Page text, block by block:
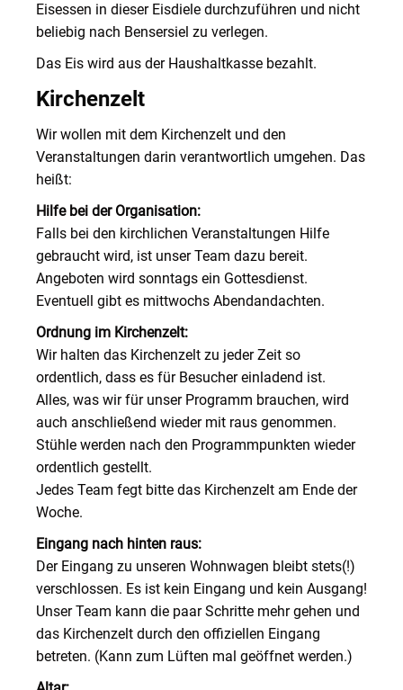
Eisessen in dieser Eisdiele durchzuführen und nicht
beliebig nach Bensersiel zu verlegen.
Das Eis wird aus der Haushaltkasse bezahlt.
Kirchenzelt
Wir wollen mit dem Kirchenzelt und den
Veranstaltungen darin verantwortlich umgehen. Das
heißt:
Hilfe bei der Organisation:
Falls bei den kirchlichen Veranstaltungen Hilfe
gebraucht wird, ist unser Team dazu bereit.
Angeboten wird sonntags ein Gottesdienst.
Eventuell gibt es mittwochs Abendandachten.
Ordnung im Kirchenzelt:
Wir halten das Kirchenzelt zu jeder Zeit so
ordentlich, dass es für Besucher einladend ist.
Alles, was wir für unser Programm brauchen, wird
auch anschließend wieder mit raus genommen.
Stühle werden nach den Programmpunkten wieder
ordentlich gestellt.
Jedes Team fegt bitte das Kirchenzelt am Ende der
Woche.
Eingang nach hinten raus:
Der Eingang zu unseren Wohnwagen bleibt stets(!)
verschlossen. Es ist kein Eingang und kein Ausgang!
Unser Team kann die paar Schritte mehr gehen und
das Kirchenzelt durch den offiziellen Eingang
betreten. (Kann zum Lüften mal geöffnet werden.)